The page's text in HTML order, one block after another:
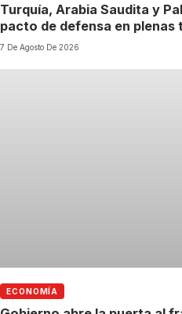
Turquía, Arabia Saudita y
pacto de defensa en plenas
Medio
7 De Agosto De 2026
ECONOMÍA